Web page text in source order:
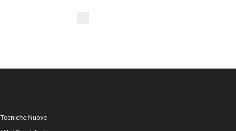
Tecniche Nuove